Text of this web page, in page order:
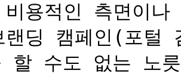
비용적인 측면이
랜딩 캠페인(포
할 수도 없는 노